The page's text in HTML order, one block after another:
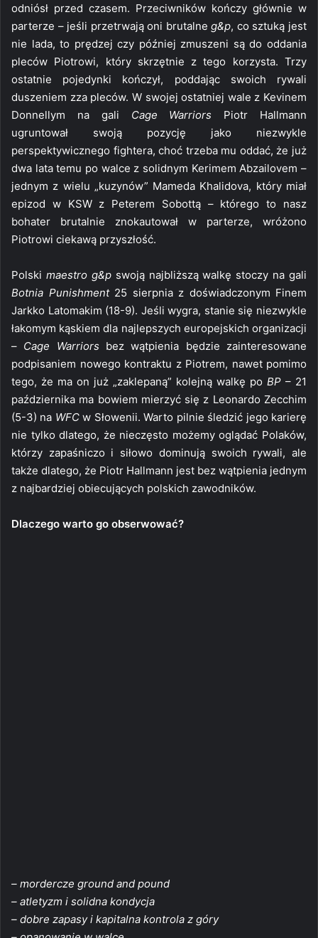
odniósł przed czasem. Przeciwników kończy głównie w
parterze – jeśli przetrwają oni brutalneg&p, co sztuką jest
nie lada, to prędzej czy później zmuszeni są do oddania
pleców Piotrowi, który skrzętnie z tego korzysta. Trzy
ostatnie pojedynki kończył, poddając swoich rywali
duszeniem zza pleców. W swojej ostatniej wale z Kevinem
Donnellym na gali Cage Warriors Piotr Hallmann
ugruntował swoją pozycję jako niezwykle
perspektywicznego fightera, choć trzeba mu oddać, że już
dwa lata temu po walce z solidnym Kerimem Abzailovem –
jednym z wielu „kuzynów” Mameda Khalidova, który miał
epizod w KSW z Peterem Sobottą – którego to nasz
bohater brutalnie znokautował w parterze, wróżono
Piotrowi ciekawą przyszłość.
Polski maestro g&pswoją najbliższą walkę stoczy na gali
Botnia Punishment25 sierpnia z doświadczonym Finem
Jarkko Latomakim (18-9). Jeśli wygra, stanie się niezwykle
łakomym kąskiem dla najlepszych europejskich organizacji
– Cage Warriors bez wątpienia będzie zainteresowane
podpisaniem nowego kontraktu z Piotrem, nawet pomimo
tego, że ma on już „zaklepaną” kolejną walkę po BP – 21
października ma bowiem mierzyć się z Leonardo Zecchim
(5-3) na WFCw Słowenii. Warto pilnie śledzić jego karierę
nie tylko dlatego, że nieczęsto możemy oglądać Polaków,
którzy zapaśniczo i siłowo dominują swoich rywali, ale
także dlatego, że Piotr Hallmann jest bez wątpienia jednym
z najbardziej obiecujących polskich zawodników.
Dlaczego warto go obserwować?
– mordercze ground and pound
– atletyzm i solidna kondycja
– dobre zapasy i kapitalna kontrola z góry